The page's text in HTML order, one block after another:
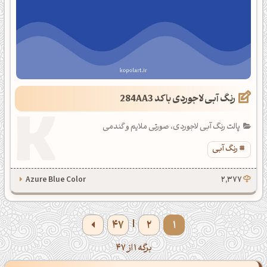
رنگ آبی لاجوردی با کد 284AA3
پالت رنگ آبی لاجوردی، صورتی ملایم و گندمی
رنگ آبی
2,377
Azure Blue Color
1
2
|
47
برگه 1 از 47